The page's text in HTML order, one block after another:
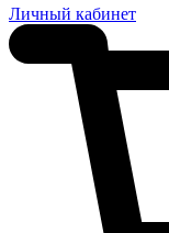
Личный кабинет